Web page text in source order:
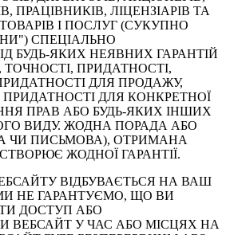
ПРАЦІВНИКІВ, ЛІЦЕНЗІАРІВ ТА
І ПОСЛУГ (СУКУПНО
СПЕЦІАЛЬНО
БУДЬ-ЯКИХ НЕЯВНИХ ГАРАНТІЙ
ПРИДАТНОСТІ,
ДЛЯ ПРОДАЖУ,
ДЛЯ КОНКРЕТНОЇ
ПРАВ АБО БУДЬ-ЯКИХ ІНШИХ
ВИДУ. ЖОДНА ПОРАДА АБО
ЧИ ПИСЬМОВА), ОТРИМАНА
ЖОДНОЇ ГАРАНТІЇ.
ВІДБУВАЄТЬСЯ НА ВАШ
НЕ ГАРАНТУЄМО, ЩО ВИ
ДОСТУП АБО
ВЕБСАЙТ У ЧАС АБО МІСЦЯХ НА